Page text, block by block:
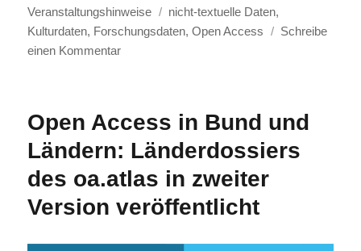
am
Veranstaltungshinweise
Schlagwörter
nicht-textuelle Daten,
Kulturdaten, Forschungsdaten,Open Access
Schreibe
einen Kommentarzu
Objektbezogenes
Open
–
Open
für
Open Access in Bund und
Ländern: Länderdossiers
des oa.atlas in zweiter
Version veröffentlicht